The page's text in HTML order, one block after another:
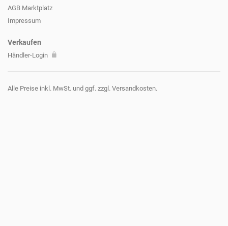
AGB Marktplatz
Impressum
Verkaufen
Händler-Login
Alle Preise inkl. MwSt. und ggf. zzgl. Versandkosten.